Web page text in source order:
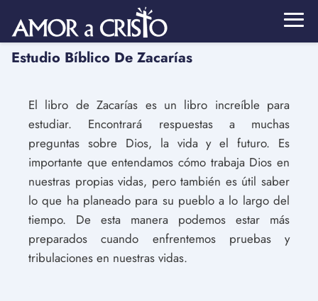
Estudio Bíblico De Zacarías
El libro de Zacarías es un libro increíble para
estudiar. Encontrará respuestas a muchas
preguntas sobre Dios, la vida y el futuro. Es
importante que entendamos cómo trabaja Dios en
nuestras propias vidas, pero también es útil saber
lo que ha planeado para su pueblo a lo largo del
tiempo. De esta manera podemos estar más
preparados cuando enfrentemos pruebas y
tribulaciones en nuestras vidas.